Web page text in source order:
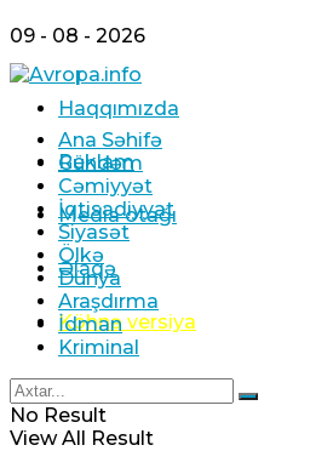
09 - 08 - 2026
Haqqımızda
Reklam
Media otağı
Əlaqə
Köhnə versiya
Ana Səhifə
Gündəm
Cəmiyyət
İqtisadiyyat
Siyasət
Ölkə
Dünya
Araşdırma
İdman
Kriminal
No Result
View All Result